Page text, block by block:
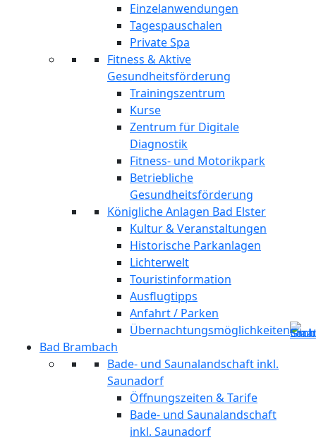
Einzelanwendungen
Tagespauschalen
Private Spa
Fitness & Aktive
Gesundheitsförderung
Trainingszentrum
Kurse
Zentrum für Digitale
Diagnostik
Fitness- und Motorikpark
Betriebliche
Gesundheitsförderung
Königliche Anlagen Bad Elster
Kultur & Veranstaltungen
Historische Parkanlagen
Lichterwelt
Touristinformation
Ausflugtipps
Anfahrt / Parken
Übernachtungsmöglichkeiten
Bad Brambach
Bade- und Saunalandschaft inkl.
Saunadorf
Öffnungszeiten & Tarife
Bade- und Saunalandschaft
inkl. Saunadorf